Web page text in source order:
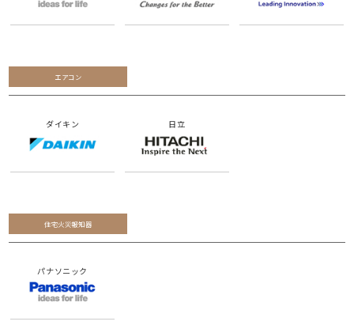
エアコン
ダイキン 日立
住宅火災報知器
パナソニック